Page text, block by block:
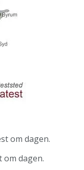
om dagen.
om dagen.